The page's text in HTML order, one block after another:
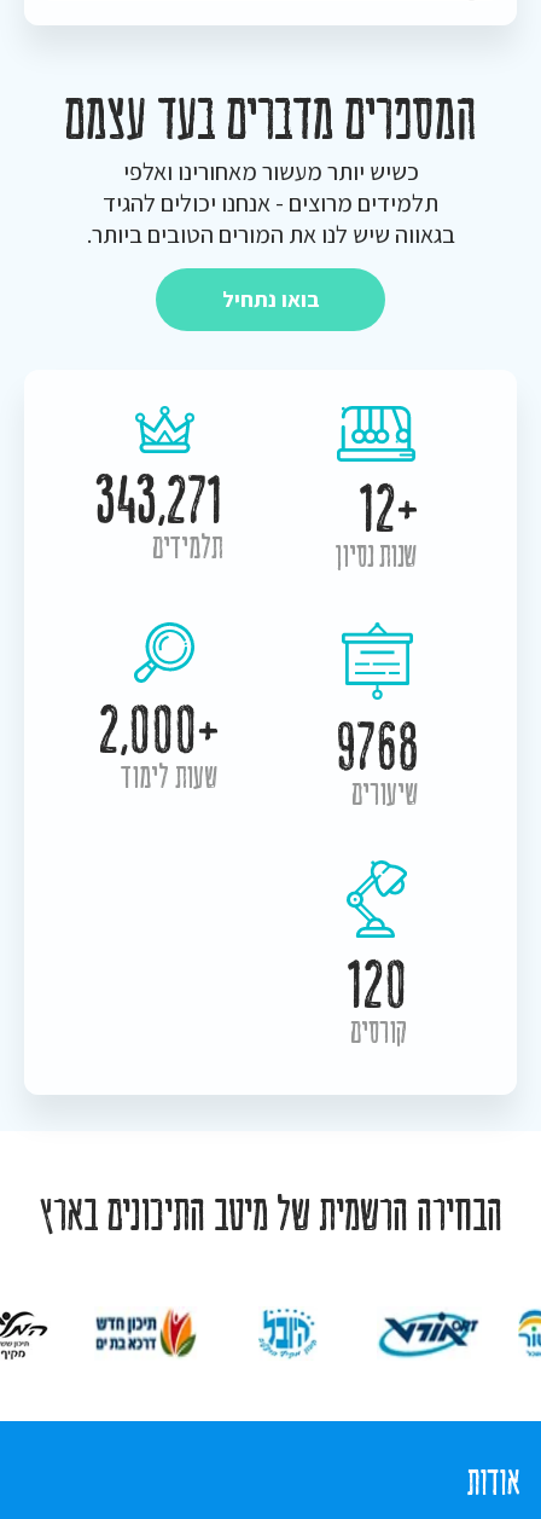
+12
שנות נסיון
343,271
תלמידים
9768
שיעורים
+2,000
שעות לימוד
120
קורסים
המספרים מדברים בעד עצמם
כשיש יותר מעשור מאחורינו ואלפי
תלמידים מרוצים - אנחנו יכולים להגיד
בגאווה שיש לנו את המורים הטובים ביותר.
בואו נתחיל
הבחירה הרשמית של מיטב התיכונים בארץ
אודות